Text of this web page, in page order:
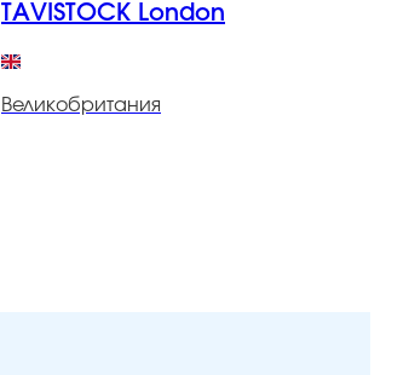
TAVISTOCK London
Великобритания